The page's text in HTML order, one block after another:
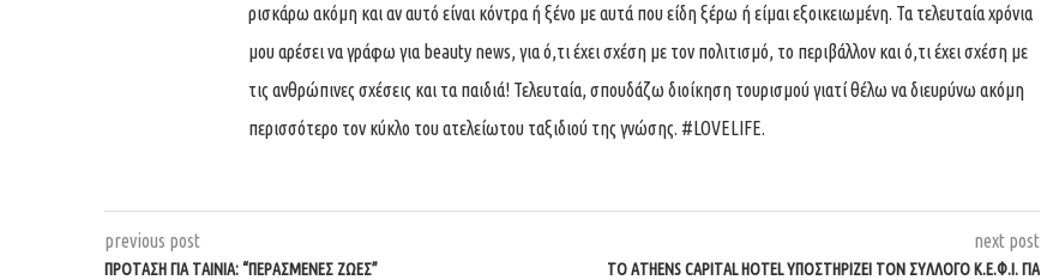
ρισκάρω ακόμη και αν αυτό είναι κόντρα ή ξένο με αυτά που είδη ξέρω ή είμαι εξοικειωμένη. Τα τελευταία χρόνια
μου αρέσει να γράφω για beauty news, για ό,τι έχει σχέση με τον πολιτισμό, το περιβάλλον και ό,τι έχει σχέση με
τις ανθρώπινες σχέσεις και τα παιδιά! Τελευταία, σπουδάζω διοίκηση τουρισμού γιατί θέλω να διευρύνω ακόμη
περισσότερο τον κύκλο του ατελείωτου ταξιδιού της γνώσης. #LOVELIFE.
previous post
ΠΡΟΤΑΣΗ ΓΙΑ ΤΑΙΝΙΑ: “ΠΕΡΑΣΜΕΝΕΣ ΖΩΕΣ”
next post
ΤΟ ATHENS CAPITAL HOTEL ΥΠΟΣΤΗΡΙΖΕΙ ΤΟΝ ΣΥΛΛΟΓΟ Κ.Ε.Φ.Ι. ΓΙΑ